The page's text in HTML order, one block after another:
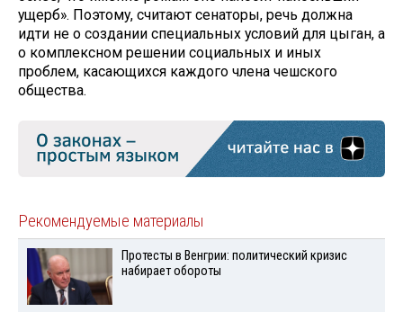
ущерб». Поэтому, считают сенаторы, речь должна
идти не о создании специальных условий для цыган, а
о комплексном решении социальных и иных
проблем, касающихся каждого члена чешского
общества.
Рекомендуемые материалы
Протесты в Венгрии: политический кризис
набирает обороты